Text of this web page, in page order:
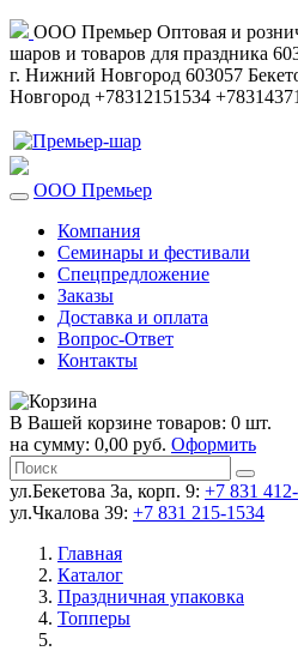
ООО Премьер Оптовая и
шаров и товаров для праздника
г. Нижний Новгород 603057
Новгород +78312151534
ООО Премьер
Компания
Семинары и фестивали
Спецпредложение
Заказы
Доставка и оплата
Вопрос-Ответ
Контакты
В Вашей корзине товаров: 0 шт.
на сумму: 0,00 руб. Оформить
ул.Бекетова 3а, корп. 9: +7 831
ул.Чкалова 39: +7 831 215-1534
Главная
Каталог
Праздничная упаковка
Топперы